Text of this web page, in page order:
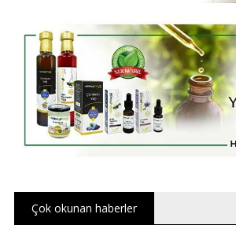
Çok okunan haberler